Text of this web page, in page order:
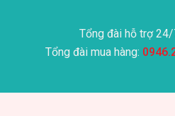
Tổng đài hỗ trợ
Tổng đài mua hàng: